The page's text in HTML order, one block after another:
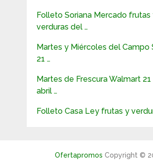
Folleto Soriana Mercado frutas
verduras del …
Martes y Miércoles del Campo
21 …
Martes de Frescura Walmart 21
abril …
Folleto Casa Ley frutas y
Ofertapromos Copyright ©